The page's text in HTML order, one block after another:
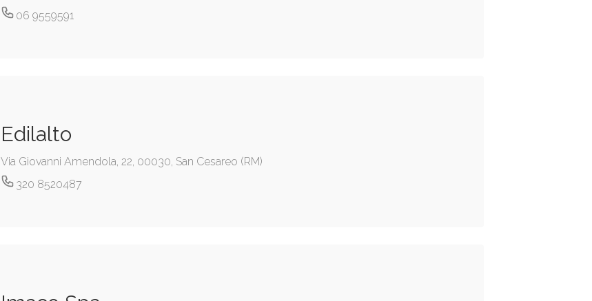
06 9559591
Edilalto
Via Giovanni Amendola, 22, 00030, San Cesareo (RM)
320 8520487